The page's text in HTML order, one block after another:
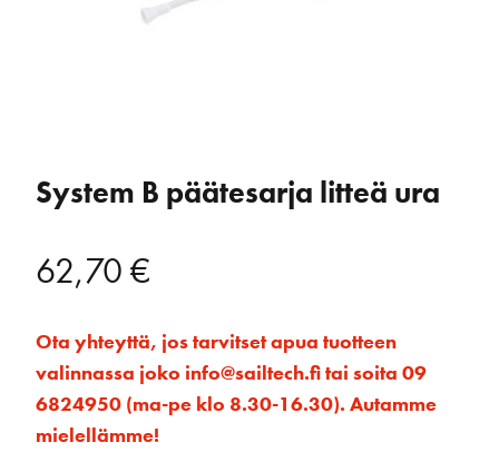
System B päätesarja litteä ura
62,70€
Ota yhteyttä, jos tarvitset apua tuotteen
valinnassa joko info@sailtech.fi tai soita 09
6824950 (ma-pe klo 8.30-16.30). Autamme
mielellämme!